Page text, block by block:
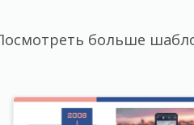
больше